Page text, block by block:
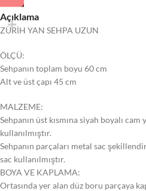
Açıklama
ZÜRİH YAN SEHPA UZUN
ÖLÇÜ:
Sehpanın toplam boyu 60 cm
Alt ve üst çapı 45 cm
MALZEME:
Sehpanın üst kısmına siyah boyalı cam
kullanılmıştır.
Sehpanın parçaları metal sac
sac kullanılmıştır.
BOYA VE KAPLAMA:
Ortasında yer alan düz boru parçaya